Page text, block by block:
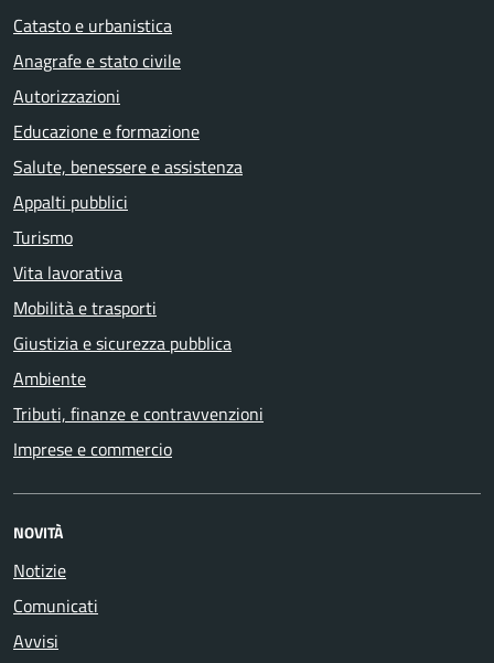
Catasto e urbanistica
Anagrafe e stato civile
Autorizzazioni
Educazione e formazione
Salute, benessere e assistenza
Appalti pubblici
Turismo
Vita lavorativa
Mobilità e trasporti
Giustizia e sicurezza pubblica
Ambiente
Tributi, finanze e contravvenzioni
Imprese e commercio
NOVITÀ
Notizie
Comunicati
Avvisi